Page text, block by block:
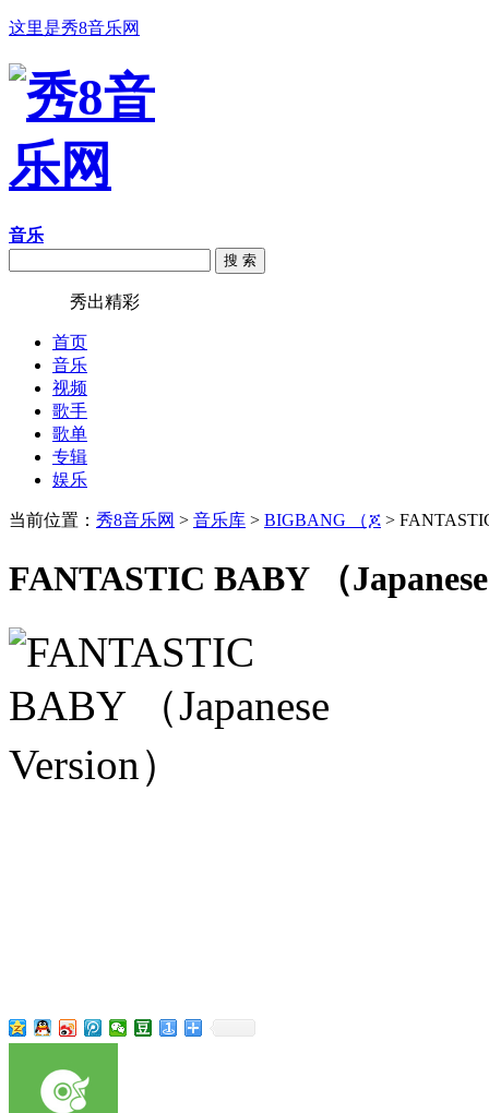
这里是秀8音乐网
音乐
搜 索
秀出精彩
首页
音乐
视频
歌手
歌单
专辑
娱乐
当前位置： 秀8音乐网 > 音乐库 > BIGBANG （ጆ >
FANTASTIC BABY （